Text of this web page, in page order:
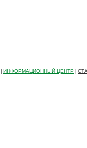
ИНФОРМАЦИОННЫЙ ЦЕНТР